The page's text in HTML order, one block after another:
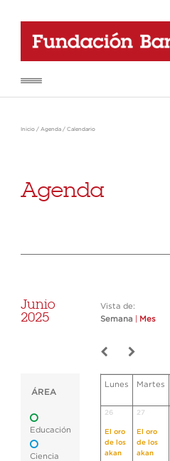
Inicio / Agenda / Calendario
Agenda
Junio
2025
Vista de:
Semana
Mes
ÁREA
Educación
Ciencia
Lunes Martes
26
El oro
de los
akan
27
El oro
de los
akan